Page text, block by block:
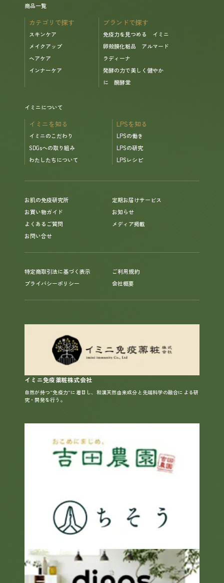
商品一覧
カテゴリで探す
スキンケア
メイクアップ
ヘアケア
インナーケア
ブランドで探す
免疫力を見つめる イミニ
卵殻膜化粧品 アルマード
ラディーナ
発酵の力で美しく健やか
に 醗酵堂
イミニについて
イミニを知る
イミニのこだわり
SDGsへの取り組み
わたしたちについて
LPSを知る
LPSの働き
LPSの研究
LPSレシピ
お肌の免疫研究所
定期お届けサービス
お買い物ガイド
お知らせ
よくあるご質問
メディア掲載
お問い合せ
特定商取引法に基づく表示
プライバシーポリシー
ご利用規約
会社概要
イミニ免疫薬粧株式会社
自然が持つ“免疫力”に着目し、和漢天然由来成分と先端科学の融合による研
究・開発を行う。